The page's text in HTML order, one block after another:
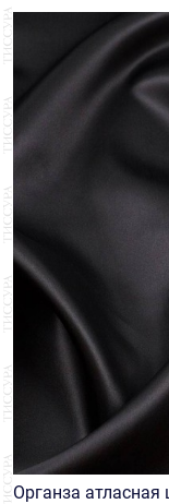
Органза атласная